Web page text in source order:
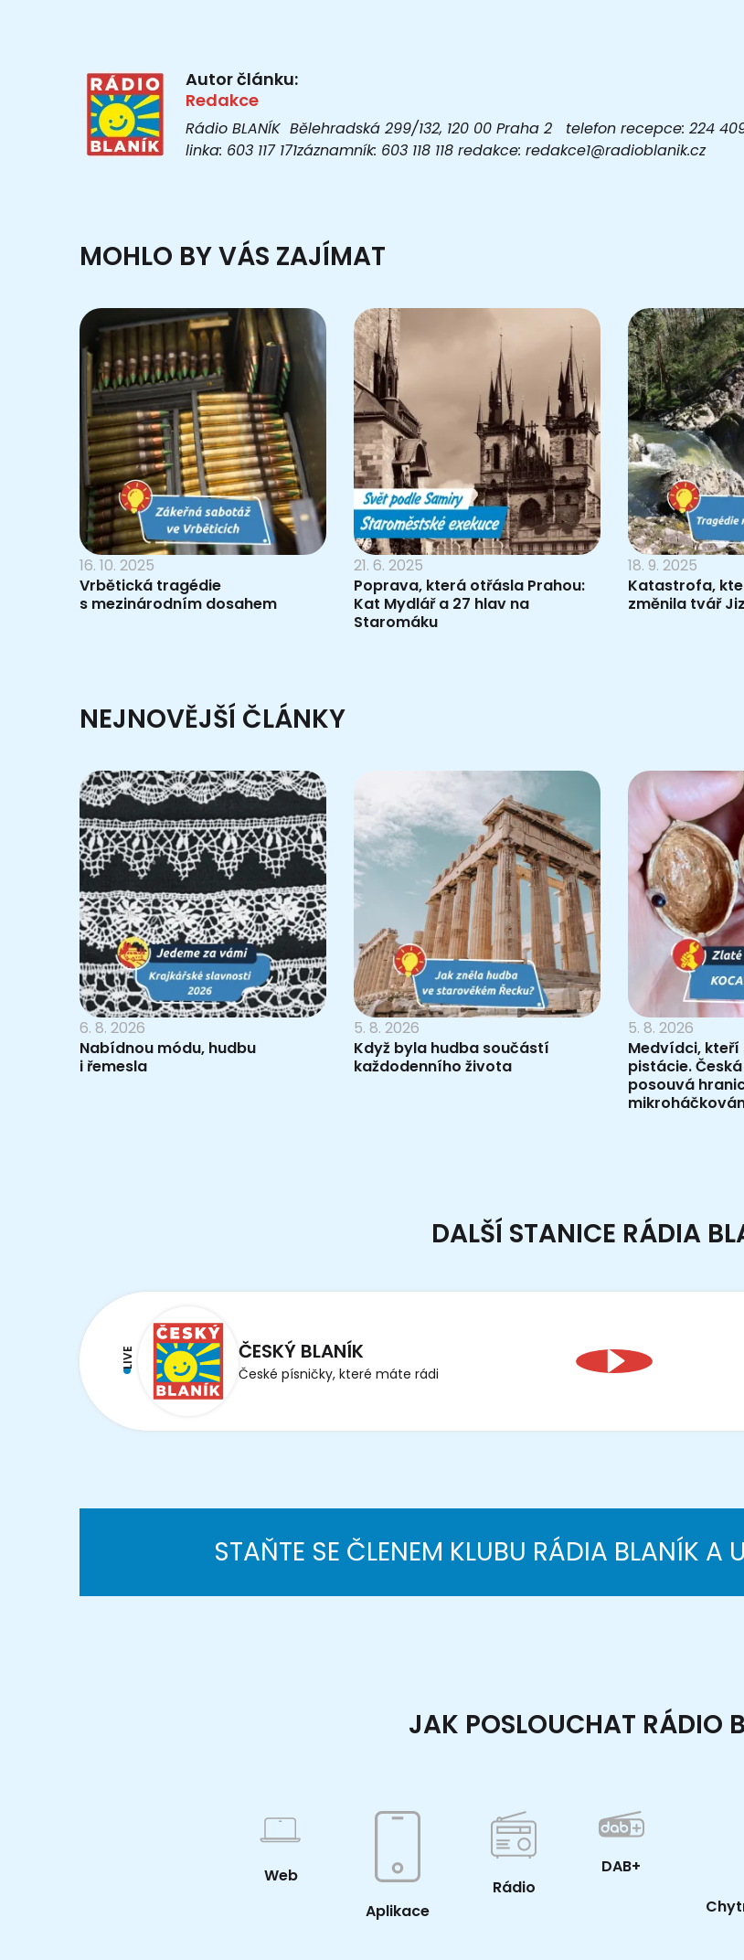
Autor článku:
Redakce
Rádio BLANÍK Bělehradská 299/132, 120 00 Praha 2 telefon recepce: 224
linka: 603 117 171záznamník: 603 118 118 redakce: redakce1@radioblanik.cz
MOHLO BY VÁS ZAJÍMAT
16. 10. 2025
Vrbětická tragédie
s mezinárodním dosahem
21. 6. 2025
Poprava, která otřásla Prahou:
Kat Mydlář a 27 hlav na
Staromáku
18. 9. 2025
Katastrofa,
změnila tvář
NEJNOVĚJŠÍ ČLÁNKY
6. 8. 2026
Nabídnou módu, hudbu
i řemesla
5. 8. 2026
Když byla hudba součástí
každodenního života
5. 8. 2026
Medvídci, kteří
pistácie.
posouvá
DALŠÍ STANICE RÁDIA
LIVE ČESKÝ BLANÍK
České písničky, které máte rádi
STAŇTE SE ČLENEM KLUBU RÁDIA BLANÍK A
JAK POSLOUCHAT RÁDIO
Web
Aplikace
Rádio
DAB+